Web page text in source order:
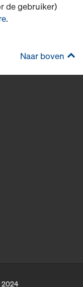
de gebruiker)
.
Naar boven
2024